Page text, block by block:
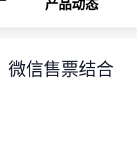
产品动态
微信售票结合